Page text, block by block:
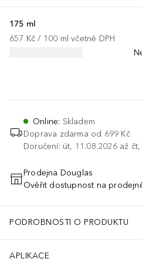
175 ml
657 Kč / 100 ml včetně DPH
Online: Skladem
Doprava zdarma od 699 Kč
Doručení: út, 11.08.2026 až
PŘIDAT DO
Prodejna Douglas
Ověřit dostupnost na
PODROBNOSTI O PRODUKTU
APLIKACE